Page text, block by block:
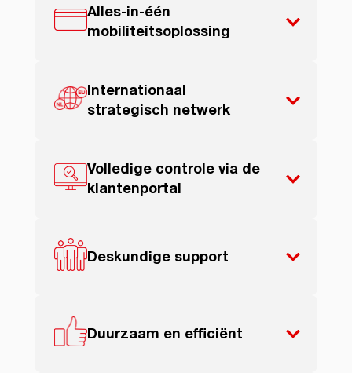
Alles-in-één
mobiliteitsoplossing
Internationaal
strategisch netwerk
Volledige controle via de
klantenportal
Deskundige support
Duurzaam en efficiënt